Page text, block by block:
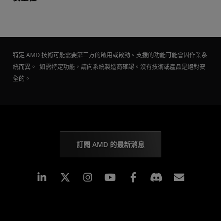
特定 AMD 技術可能需要第三方的啟用或啟動。支援的功能可能會因作業系
統而異。 如需特定功能，請向系統製造商確認。沒有技術或產品是絕對安
全的。
訂閱 AMD 的最新消息
Linkedin Instagram Facebook